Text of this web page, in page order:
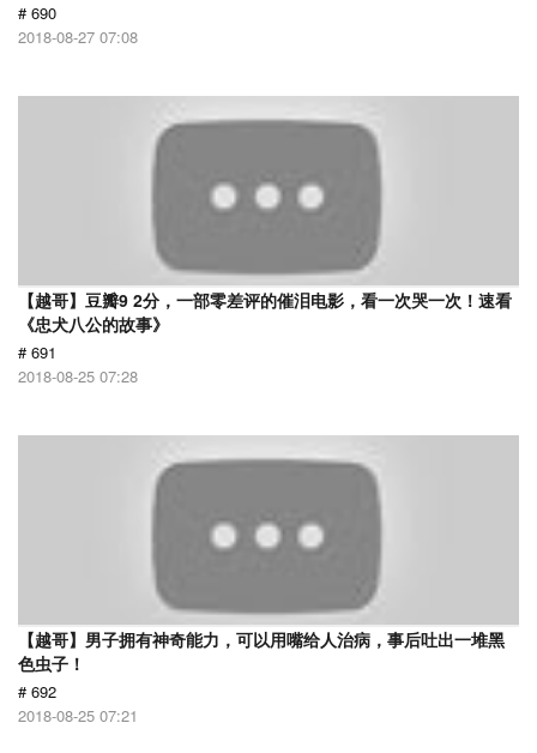
# 690
2018-08-27 07:08
【越哥】豆瓣9 2分，一部零差评的催泪电影，看一次哭一次！速看
《忠犬八公的故事》
# 691
2018-08-25 07:28
【越哥】男子拥有神奇能力，可以用嘴给人治病，事后吐出一堆黑
色虫子！
# 692
2018-08-25 07:21